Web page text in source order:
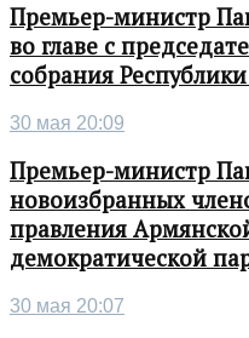
Премьер-министр
во главе с
собрания
30 мая 20:09
Премьер-министр
новоизбранных
правления
демократической
30 мая 20:07